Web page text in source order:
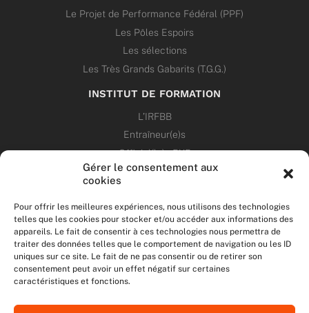
Gérer le consentement aux
cookies
Pour offrir les meilleures expériences, nous utilisons des technologies
telles que les cookies pour stocker et/ou accéder aux informations des
appareils. Le fait de consentir à ces technologies nous permettra de
traiter des données telles que le comportement de navigation ou les ID
uniques sur ce site. Le fait de ne pas consentir ou de retirer son
consentement peut avoir un effet négatif sur certaines
caractéristiques et fonctions.
Le Projet de Performance Fédéral (PPF)
Les Pôles Espoirs
Les sélections
Les Très Grands Gabarits (T.G.G.)
INSTITUT DE FORMATION
L’IRFBB
Entraîneur(e)s
Officiel(le)s 5X5
Dirigeant(e)s
ANNONCES
ÉVÉNEMENTS